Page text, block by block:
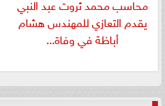
​محاسب محمد ثروت عبد النبي
يقدم التعازي للمهندس هشام
أباظة في وفاة...